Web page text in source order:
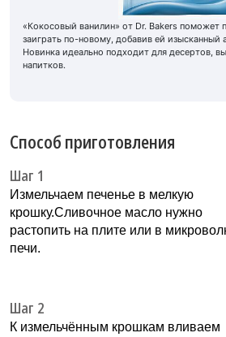
«Кокосовый ванилин» от Dr. Bakers поможет
заиграть по-новому, добавив ей изысканный
Новинка идеально подходит для десертов,
напитков.
Способ приготовления
Шаг 1
Измельчаем печенье в мелкую
крошку.Сливочное масло нужно
растопить на плите или в
печи.
Шаг 2
К измельчённым крошкам вливаем